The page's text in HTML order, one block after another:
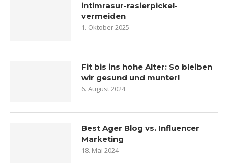
intimrasur-rasierpickel-
vermeiden
1. Oktober 2025
Fit bis ins hohe Alter: So bleiben
wir gesund und munter!
6. August 2024
Best Ager Blog vs. Influencer
Marketing
18. Mai 2024